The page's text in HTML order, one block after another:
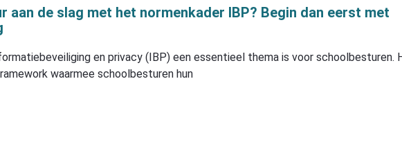
aan de slag met het normenkader IBP? Begin dan eerst met
en privacy (IBP) een essentieel thema is voor schoolbesturen.
waarmee schoolbesturen hun